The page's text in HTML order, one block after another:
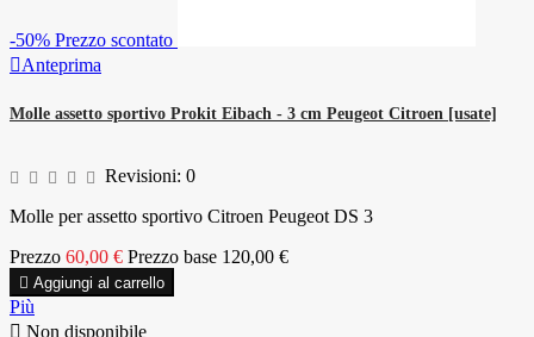
-50% Prezzo scontato
Anteprima
Molle assetto sportivo Prokit Eibach - 3 cm Peugeot Citroen [usate]
Revisioni: 0
Molle per assetto sportivo Citroen Peugeot DS 3
Prezzo 60,00 € Prezzo base 120,00 €
 Aggiungi al carrello
Più
 Non disponibile